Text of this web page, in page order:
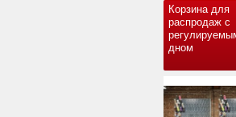
Корзина для
распродаж с
дном